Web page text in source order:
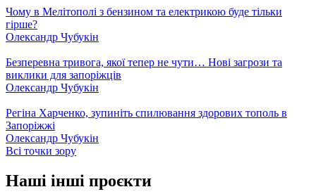
Чому в Мелітополі з бензином та електрикою буде тільки
гірше?
Олександр Чубукін
Безперевна тривога, якої тепер не чути… Нові загрози та
виклики для запоріжців
Олександр Чубукін
Регіна Харченко, зупиніть спилювання здорових тополь в
Запоріжжі
Олександр Чубукін
Всі точки зору
Наші інші проєкти